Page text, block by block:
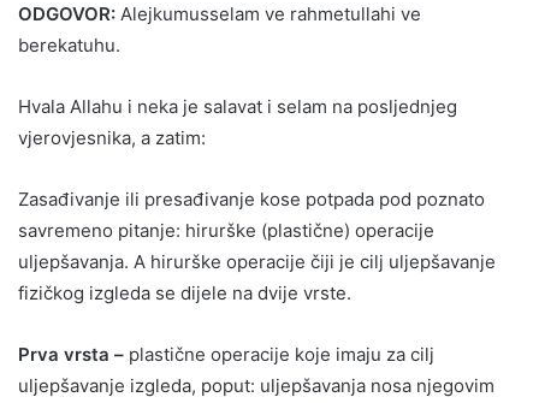
ODGOVOR: Alejkumusselam ve rahmetullahi ve
berekatuhu.
Hvala Allahu i neka je salavat i selam na posljednjeg
vjerovjesnika, a zatim:
Zasađivanje ili presađivanje kose potpada pod poznato
savremeno pitanje: hirurške (plastične) operacije
uljepšavanja. A hirurške operacije čiji je cilj uljepšavanje
fizičkog izgleda se dijele na dvije vrste.
Prva vrsta – plastične operacije koje imaju za cilj
uljepšavanje izgleda, poput: uljepšavanja nosa njegovim